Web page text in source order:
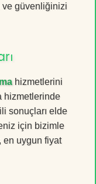
ve güvenliğinizi
hizmetlerini
hizmetlerinde
sonuçları elde
için bizimle
en uygun fiyat